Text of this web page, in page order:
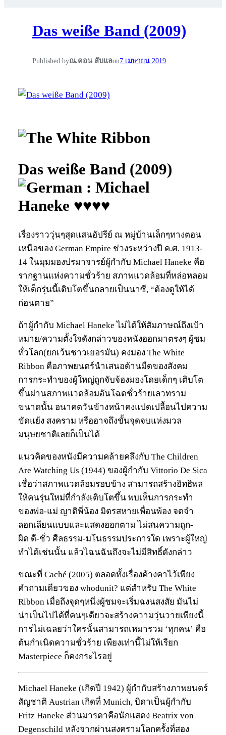
Das weiße Band (2009)
Published byณ.คอน ลับแลon7 เมษายน 2019
Das weiße Band (2009)
: Michael
Haneke ♥♥♥♥
เรื่องราววุ่นๆสุดแสนอัปรีย์ ณ หมู่บ้านเล็กๆทางตอน
เหนือของ German Empire ช่วงระหว่างปี ค.ศ. 1913-
14 ในมุมมองปรมาจารย์ผู้กำกับ Michael Haneke คือ
รากฐานแห่งความชั่วร้าย สภาพแวดล้อมที่หล่อหลอม
ให้เด็กรุ่นนี้เติบโตขึ้นกลายเป็นนาซี, “ต้องดูให้ได้
ก่อนตาย”
ถ้าผู้กำกับ Michael Haneke ไม่ได้ให้สัมภาษณ์ถึงเป้า
หมาย/ความตั้งใจดังกล่าวของหนังออกมาตรงๆ ผู้ชม
ทั่วโลก(ยกเว้นชาวเยอรมัน) คงมอง The White
Ribbon คือภาพยนตร์นำเสนอด้านมืดของสังคม
การกระทำของผู้ใหญ่ถูกจับจ้องมองโดยเด็กๆ เติบโต
ขึ้นผ่านสภาพแวดล้อมอันโฉดชั่วร้ายเลวทราม
ขนาดนั้น อนาคตวันข้างหน้าคงแปดเปลื้อนไปความ
ขัดแย้ง สงคราม หรืออาจถึงขั้นจุดจบแห่งมวล
มนุษยชาติเลยก็เป็นได้
แนวคิดของหนังมีความคล้ายคลึงกับ The Children
Are Watching Us (1944) ของผู้กำกับ Vittorio De Sica
เชื่อว่าสภาพแวดล้อมรอบข้าง สามารถสร้างอิทธิพล
ให้คนรุ่นใหม่ที่กำลังเติบโตขึ้น พบเห็นการกระทำ
ของพ่อ-แม่ ญาติพี่น้อง มิตรสหายเพื่อนพ้อง จดจำ
ลอกเลียนแบบและแสดงออกตาม ไม่สนความถูก-
ผิด ดี-ชั่ว ศีลธรรม-มโนธรรมประการใด เพราะผู้ใหญ่
ทำได้เช่นนั้น แล้วไฉนฉันถึงจะไม่มีสิทธิ์ดังกล่าว
ขณะที่ Caché (2005) ตลอดทั้งเรื่องค้างคาไว้เพียง
คำถามเดียวของ whodunit? แต่สำหรับ The White
Ribbon เมื่อถึงจุดๆหนึ่งผู้ชมจะเริ่มฉงนสงสัย มันไม่
น่าเป็นไปได้ที่คนๆเดียวจะสร้างความวุ่นวายเพียงนี้
การไม่เฉลยว่าใครนั้นสามารถเหมารวม ‘ทุกคน’ คือ
ต้นกำเนิดความชั่วร้าย เพียงเท่านี้ไม่ให้เรียก
Masterpiece ก็คงกระไรอยู่
Michael Haneke (เกิดปี 1942) ผู้กำกับสร้างภาพยนตร์
สัญชาติ Austrian เกิดที่ Munich, บิดาเป็นผู้กำกับ
Fritz Haneke ส่วนมารดาคือนักแสดง Beatrix von
Degenschild หลังจากผ่านสงครามโลกครั้งที่สอง